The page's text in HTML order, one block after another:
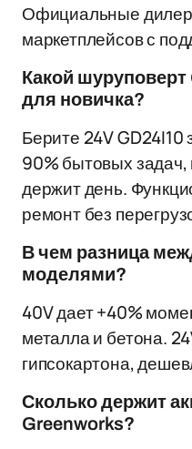
Официальные
маркетплейсов с
Какой
для новичка?
Берите 24V GD24I10
90% бытовых задач,
держит день.
ремонт без
В чем разница
моделями?
40V дает +40%
металла и бетона.
гипсокартона,
Сколько держит
Greenworks?